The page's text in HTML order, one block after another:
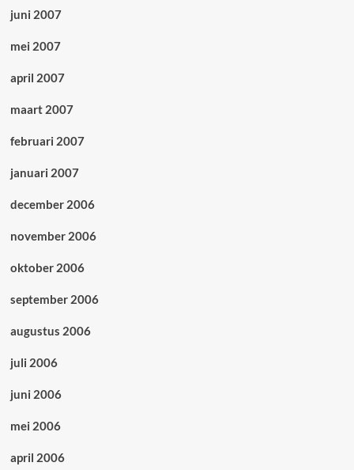
juni 2007
mei 2007
april 2007
maart 2007
februari 2007
januari 2007
december 2006
november 2006
oktober 2006
september 2006
augustus 2006
juli 2006
juni 2006
mei 2006
april 2006